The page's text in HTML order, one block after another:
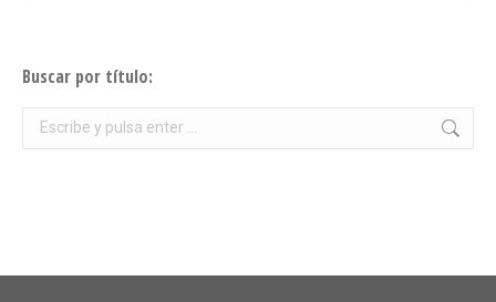
Buscar por título:
Buscar: